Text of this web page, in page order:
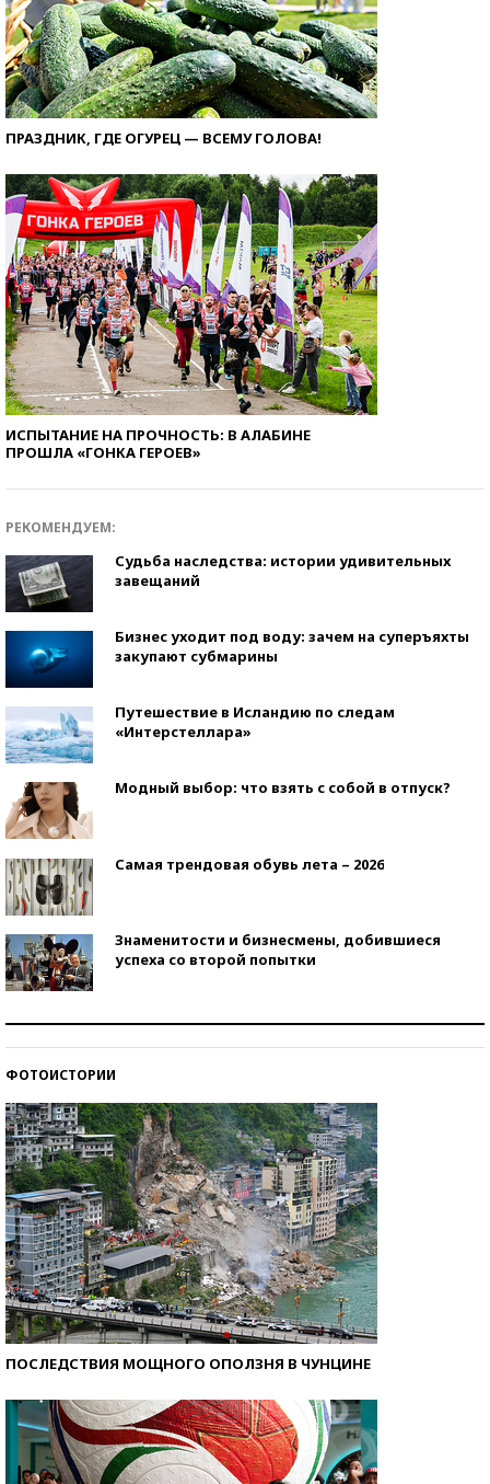
ПРАЗДНИК, ГДЕ ОГУРЕЦ — ВСЕМУ ГОЛОВА!
ИСПЫТАНИЕ НА ПРОЧНОСТЬ: В АЛАБИНЕ
ПРОШЛА «ГОНКА ГЕРОЕВ»
РЕКОМЕНДУЕМ:
Судьба наследства: истории удивительных
завещаний
Бизнес уходит под воду: зачем на суперъяхты
закупают субмарины
Путешествие в Исландию по следам
«Интерстеллара»
Модный выбор: что взять с собой в отпуск?
Самая трендовая обувь лета – 2026
Знаменитости и бизнесмены, добившиеся
успеха со второй попытки
ФОТОИСТОРИИ
ПОСЛЕДСТВИЯ МОЩНОГО ОПОЛЗНЯ В ЧУНЦИНЕ